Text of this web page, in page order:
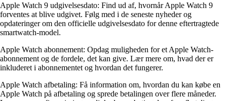
Apple Watch 9 udgivelsesdato: Find ud af, hvornår Apple Watch 9
forventes at blive udgivet. Følg med i de seneste nyheder og
opdateringer om den officielle udgivelsesdato for denne eftertragtede
smartwatch-model.
Apple Watch abonnement: Opdag muligheden for et Apple Watch-
abonnement og de fordele, det kan give. Lær mere om, hvad der er
inkluderet i abonnementet og hvordan det fungerer.
Apple Watch afbetaling: Få information om, hvordan du kan købe en
Apple Watch på afbetaling og sprede betalingen over flere måneder.